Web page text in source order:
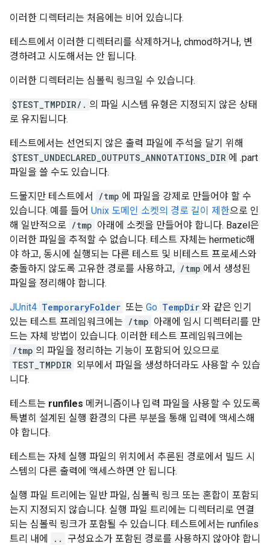
이러한 디렉터리는 처음에는 비어 있습니다.
테스트에서 이러한 디렉터리를 삭제하거나, chmod하거나, 변
경하려고 시도해서는 안 됩니다.
이러한 디렉터리는 심볼릭 링크일 수 있습니다.
$TEST_TMPDIR/. 의 파일 시스템 유형은 지정되지 않은 상태
로 유지됩니다.
테스트에서는 선언되지 않은 출력 파일에 주석을 달기 위해
$TEST_UNDECLARED_OUTPUTS_ANNOTATIONS_DIR 에 .part
파일을 쓸 수도 있습니다.
드물지만 테스트에서 /tmp 에 파일을 강제로 만들어야 할 수
있습니다. 예를 들어 Unix 도메인 소켓의 경로 길이 제한으로 인
해 일반적으로 /tmp 아래에 소켓을 만들어야 합니다. Bazel은
이러한 파일을 추적할 수 없습니다. 테스트 자체는 hermetic해
야 하고, 동시에 실행되는 다른 테스트 및 비테스트 프로세스와
충돌하지 않도록 고유한 경로를 사용하고, /tmp 에서 생성된
파일을 정리해야 합니다.
JUnit4 TemporaryFolder 또는 Go TempDir 와 같은 인기
있는 테스트 프레임워크에는 /tmp 아래에 임시 디렉터리를 만
드는 자체 방법이 있습니다. 이러한 테스트 프레임워크에는
/tmp 의 파일을 정리하는 기능이 포함되어 있으므로
TEST_TMPDIR 외부에서 파일을 생성하더라도 사용할 수 있습
니다.
테스트는 runfiles 메커니즘이나 입력 파일을 사용할 수 있도록
특별히 설계된 실행 환경의 다른 부분을 통해 입력에 액세스해
야 합니다.
테스트는 자체 실행 파일의 위치에서 추론된 경로에서 빌드 시
스템의 다른 출력에 액세스하면 안 됩니다.
실행 파일 트리에는 일반 파일, 심볼릭 링크 또는 혼합이 포함되
는지 지정되지 않습니다. 실행 파일 트리에는 디렉터리로 연결
되는 심볼릭 링크가 포함될 수 있습니다. 테스트에서는 runfiles
트리 내에
..
구성요소가 포함된 경로를 사용하지 않아야 합니